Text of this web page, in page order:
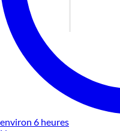
environ 6 heures